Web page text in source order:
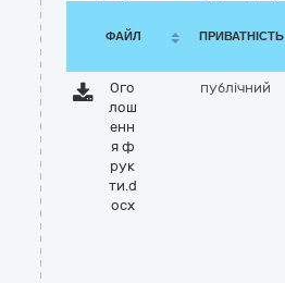
ФАЙЛ ПРИВАТНІСТЬ
Ого
лош
енн
я ф
рук
ти.d
ocx
публічний